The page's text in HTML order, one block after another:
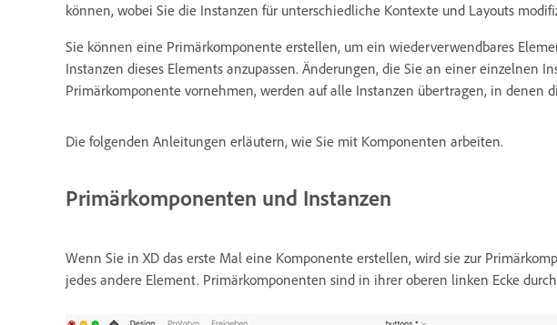
können, wobei Sie die Instanzen für unterschiedliche Kontexte und Layouts
Sie können eine Primärkomponente erstellen, um ein wiederverwendbares
Instanzen dieses Elements anzupassen. Änderungen, die Sie an einer einzelnen
Primärkomponente vornehmen, werden auf alle Instanzen übertragen, in denen
Die folgenden Anleitungen erläutern, wie Sie mit Komponenten arbeiten.
Primärkomponenten und Instanzen
Wenn Sie in XD das erste Mal eine Komponente erstellen, wird sie zur
jedes andere Element. Primärkomponenten sind in ihrer oberen linken Ecke